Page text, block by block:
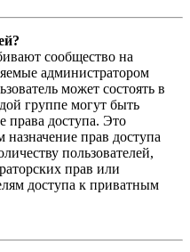
сообщество на
администратором
может состоять в
группе могут быть
права доступа. Это
назначение прав доступа
пользователей,
прав или
доступа к приватным